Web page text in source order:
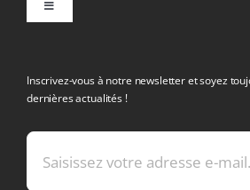
Toggle
Mentions légales
Inscrivez-vous à notre newsletter et soyez
dernières actualités !